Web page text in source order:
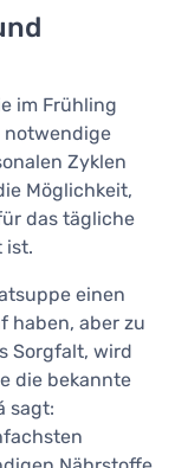
im Frühling
notwendige
Zyklen
Möglichkeit,
das tägliche
ist.
einen
haben, aber zu
Sorgfalt, wird
die bekannte
sagt: